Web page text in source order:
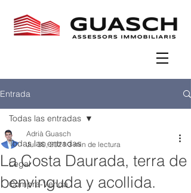
Entrada
Todas las entradas
Legal
Compra-Venda
Todas las entradas
La Costa Daurada, terra de
benvinguda y acollida.
Adrià Guasch
Jul 30, 2021 3 min de lectura